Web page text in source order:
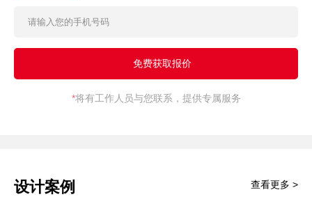
*将有工作人员与您联系，提供专属服务
设计案例 查看更多 >